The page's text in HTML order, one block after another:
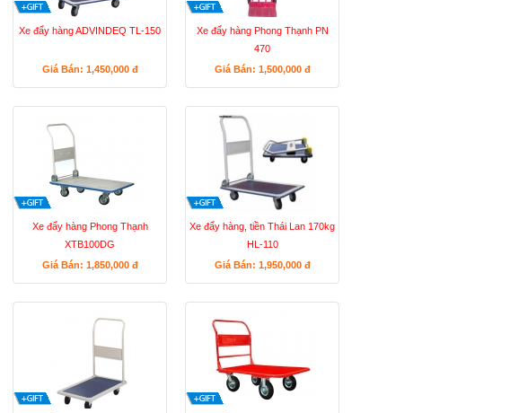
Xe đẩy hàng ADVINDEQ TL-150
Giá Bán: 1,450,000 đ
Xe đẩy hàng Phong Thạnh PN
470
Giá Bán: 1,500,000 đ
Xe đẩy hàng Phong Thạnh
XTB100DG
Giá Bán: 1,850,000 đ
Xe đẩy hàng, tiền Thái Lan 170kg
HL-110
Giá Bán: 1,950,000 đ